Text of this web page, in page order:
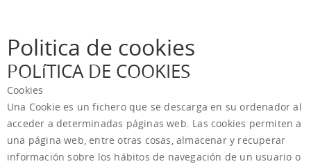
Politica de cookies
POLíTICA DE COOKIES
Cookies
Una Cookie es un fichero que se descarga en su ordenador al
acceder a determinadas páginas web. Las cookies permiten a
una página web, entre otras cosas, almacenar y recuperar
información sobre los hábitos de navegación de un usuario o